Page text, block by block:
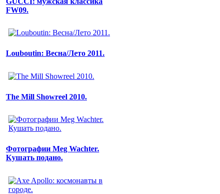
FW09.
Louboutin: Весна/Лето 2011.
The Mill Showreel 2010.
Фотографии Meg Wachter.
Кушать подано.